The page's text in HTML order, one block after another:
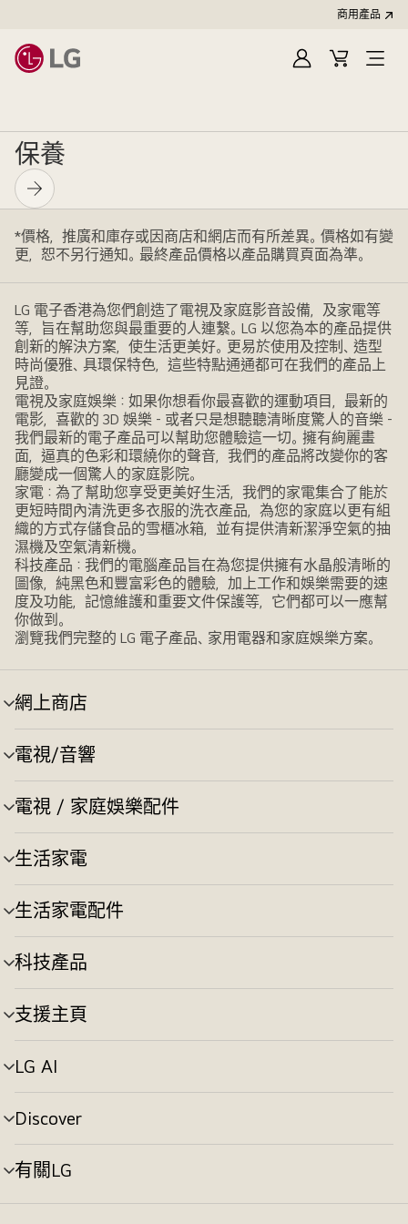
商用產品
登
購
保養
*價格，推廣和庫存或因商店和網店而有所差異。價格如有變
更，恕不另行通知。最終產品價格以產品購買頁面為準。
LG 電子香港為您們創造了電視及家庭影音設備，及家電等
等，旨在幫助您與最重要的人連繫。LG 以您為本的產品提供
創新的解決方案，使生活更美好。更易於使用及控制、造型
時尚優雅、具環保特色，這些特點通通都可在我們的產品上
見證。
電視及家庭娛樂：如果你想看你最喜歡的運動項目，最新的
電影，喜歡的 3D 娛樂 - 或者只是想聽聽清晰度驚人的音樂 -
我們最新的電子產品可以幫助您體驗這一切。擁有絢麗畫
面，逼真的色彩和環繞你的聲音，我們的產品將改變你的客
廳變成一個驚人的家庭影院。
家電：為了幫助您享受更美好生活，我們的家電集合了能於
更短時間內清洗更多衣服的洗衣產品，為您的家庭以更有組
織的方式存儲食品的雪櫃冰箱，並有提供清新潔淨空氣的抽
濕機及空氣清新機。
科技產品：我們的電腦產品旨在為您提供擁有水晶般清晰的
圖像，純黑色和豐富彩色的體驗，加上工作和娛樂需要的速
度及功能，記憶維護和重要文件保護等，它們都可以一應幫
你做到。
瀏覽我們完整的 LG 電子產品、家用電器和家庭娛樂方案。
網上商店
選
單
切
換
電視/音響
選
單
切
換
電視 / 家庭娛樂配件
選
單
切
換
生活家電
選
單
切
換
生活家電配件
選
單
切
換
科技產品
選
單
切
換
支援主頁
選
單
切
換
LG AI
選
單
切
換
Discover
選
單
切
換
有關LG
選